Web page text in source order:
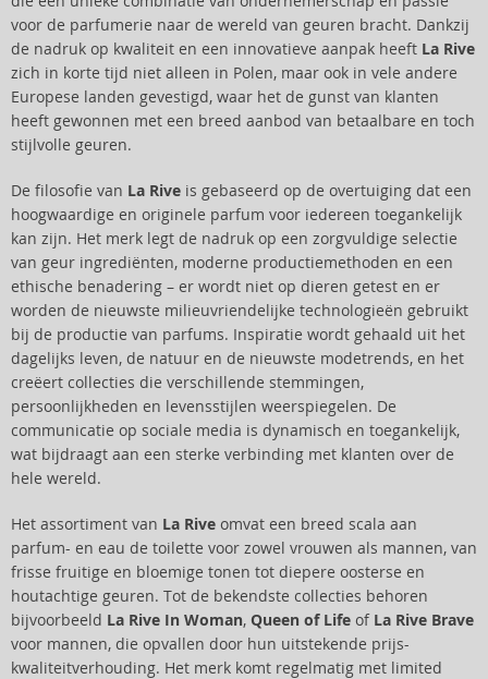
voor de parfumerie naar de wereld van geuren bracht. Dankzij
de nadruk op kwaliteit en een innovatieve aanpak heeft La Rive
zich in korte tijd niet alleen in Polen, maar ook in vele andere
Europese landen gevestigd, waar het de gunst van klanten
heeft gewonnen met een breed aanbod van betaalbare en toch
stijlvolle geuren.
De filosofie van La Rive is gebaseerd op de overtuiging dat een
hoogwaardige en originele parfum voor iedereen toegankelijk
kan zijn. Het merk legt de nadruk op een zorgvuldige selectie
van geur ingrediënten, moderne productiemethoden en een
ethische benadering – er wordt niet op dieren getest en er
worden de nieuwste milieuvriendelijke technologieën gebruikt
bij de productie van parfums. Inspiratie wordt gehaald uit het
dagelijks leven, de natuur en de nieuwste modetrends, en het
creëert collecties die verschillende stemmingen,
persoonlijkheden en levensstijlen weerspiegelen. De
communicatie op sociale media is dynamisch en toegankelijk,
wat bijdraagt aan een sterke verbinding met klanten over de
hele wereld.
Het assortiment van La Rive omvat een breed scala aan
parfum- en eau de toilette voor zowel vrouwen als mannen, van
frisse fruitige en bloemige tonen tot diepere oosterse en
houtachtige geuren. Tot de bekendste collecties behoren
bijvoorbeeld La Rive In Woman, Queen of Life of La Rive Brave
voor mannen, die opvallen door hun uitstekende prijs-
kwaliteitverhouding. Het merk komt regelmatig met limited